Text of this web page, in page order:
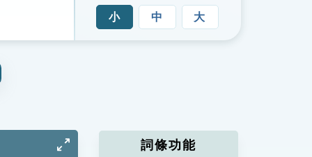
小 中 大
詞條功能